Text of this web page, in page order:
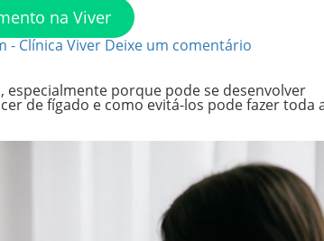
na Viver
- Clínica Viver Deixe um comentário
especialmente porque pode se desenvolver
de fígado e como evitá-los pode fazer toda